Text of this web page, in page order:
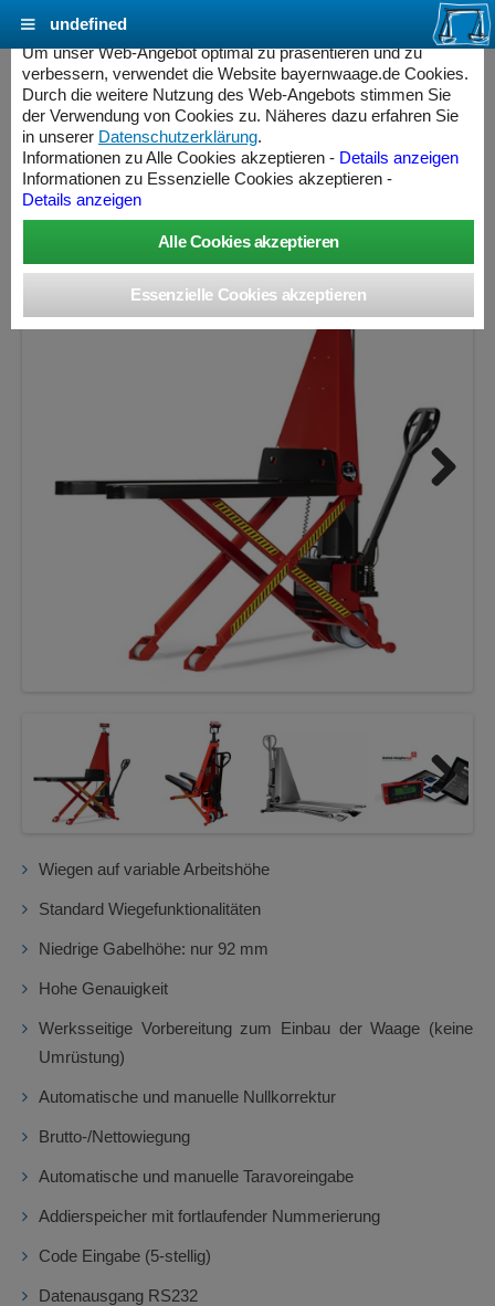
RAVAS Ergo Scherenhubwagen 3200
Wägebereich: 500 / 1000 kg, Ablesbarkeit: 0,5 / 1 kg,
eichfähig
Next
Wiegen auf variable Arbeitshöhe
Standard Wiegefunktionalitäten
Niedrige Gabelhöhe: nur 92 mm
Hohe Genauigkeit
Werksseitige Vorbereitung zum Einbau der Waage (keine
Umrüstung)
Automatische und manuelle Nullkorrektur
Brutto-/Nettowiegung
Automatische und manuelle Taravoreingabe
Addierspeicher mit fortlaufender Nummerierung
Code Eingabe (5-stellig)
Datenausgang RS232
Cookie Einstellungen - bayernwaage.de
Um unser Web-Angebot optimal zu präsentieren und zu
verbessern, verwendet die Website bayernwaage.de Cookies.
Durch die weitere Nutzung des Web-Angebots stimmen Sie
der Verwendung von Cookies zu. Näheres dazu erfahren Sie
in unserer Datenschutzerklärung.
Informationen zu Alle Cookies akzeptieren - Details anzeigen
Informationen zu Essenzielle Cookies akzeptieren -
Details anzeigen
undefined